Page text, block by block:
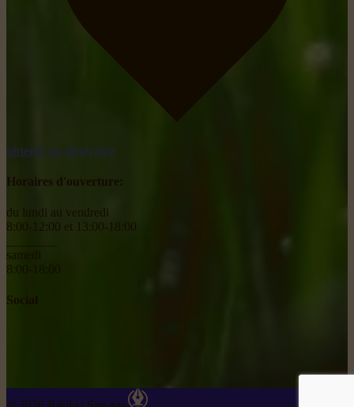
obtenir un itinéraire
Horaires d'ouverture:
du lundi au vendredi
8:00-12:00 et 13:00-18:00
samedi
8:00-18:00
Social